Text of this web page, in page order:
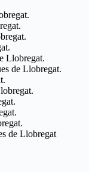
Llobregat.
de Llobregat.
de Llobregat